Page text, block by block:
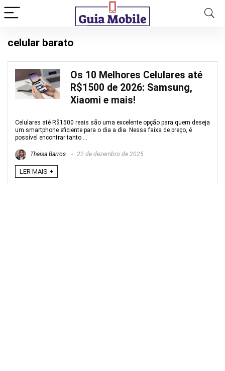
celular barato
Os 10 Melhores Celulares até
R$1500 de 2026: Samsung,
Xiaomi e mais!
Celulares até R$1500 reais são uma excelente opção para quem deseja
um smartphone eficiente para o dia a dia. Nessa faixa de preço, é
possível encontrar tanto ...
Thaisa Barros 22 de dezembro de 2025
LER MAIS +